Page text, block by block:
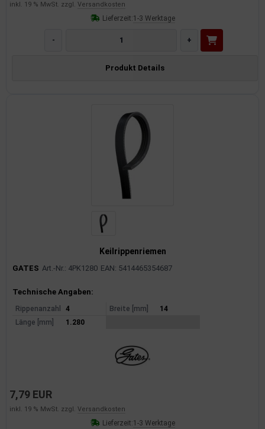
inkl. 19 % MwSt. zzgl. Versandkosten
Lieferzeit:1-3 Werktage
- +
Produkt Details
Keilrippenriemen
GATES Art.-Nr.: 4PK1280 EAN: 5414465354687
Produktinformationen
Technische Angaben:
Rippenanzahl 4 Breite [mm]
14
Länge [mm]
1.280
7,79 EUR
inkl. 19 % MwSt. zzgl. Versandkosten
Lieferzeit:1-3 Werktage